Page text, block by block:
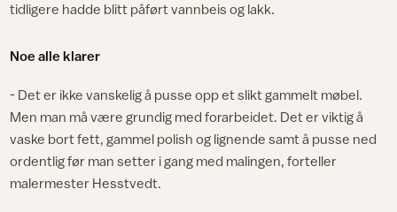
tidligere hadde blitt påført vannbeis og lakk.
Noe alle klarer
- Det er ikke vanskelig å pusse opp et slikt gammelt møbel.
Men man må være grundig med forarbeidet. Det er viktig å
vaske bort fett, gammel polish og lignende samt å pusse ned
ordentlig før man setter i gang med malingen, forteller
malermester Hesstvedt.